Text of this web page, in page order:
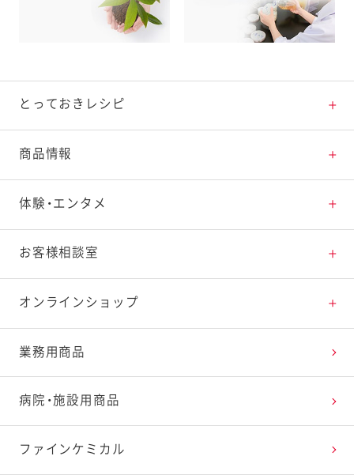
とっておきレシピ
とっておきレシピトップ
素材の知識
料理の基本
特集レシピ
レシピランキング
レシピ動画
今日のレシピギャラリー
商品情報
商品情報トップ
新商品・リニューアル品一覧
販売終了商品一覧
体験・エンタメ
体験・エンタメトップ
マヨテラス（見学施設）
オープンキッチン（工場見学）
深谷テラス ヤサイな仲間たちファーム
おたのしみコンテンツ
お客様相談室
お客様相談室トップ
よくお寄せいただくご質問
お客様の声を活かしました
オンラインショップ
Qummy
キユーピーウエルネス
業務用商品
病院・施設用商品
ファインケミカル